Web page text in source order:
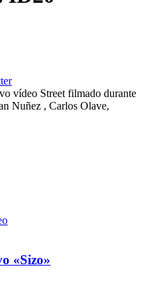
vídeo Street filmado durante
Nuñez , Carlos Olave,
«Sizo»